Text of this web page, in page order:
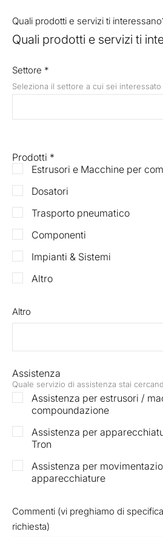
Quali prodotti e servizi ti
Quali prodotti e servizi ti
Settore *
Seleziona il settore a cui sei interessato
Prodotti *
Estrusori e Macchine per
Dosatori
Trasporto pneumatico
Componenti
Impianti & Sistemi
Altro
Altro
Assistenza
Quale servizio di assistenza stai
Assistenza per estrusori /
compoundazione
Assistenza per
Tron
Assistenza per
apparecchiature
Commenti (vi preghiamo di
richiesta)